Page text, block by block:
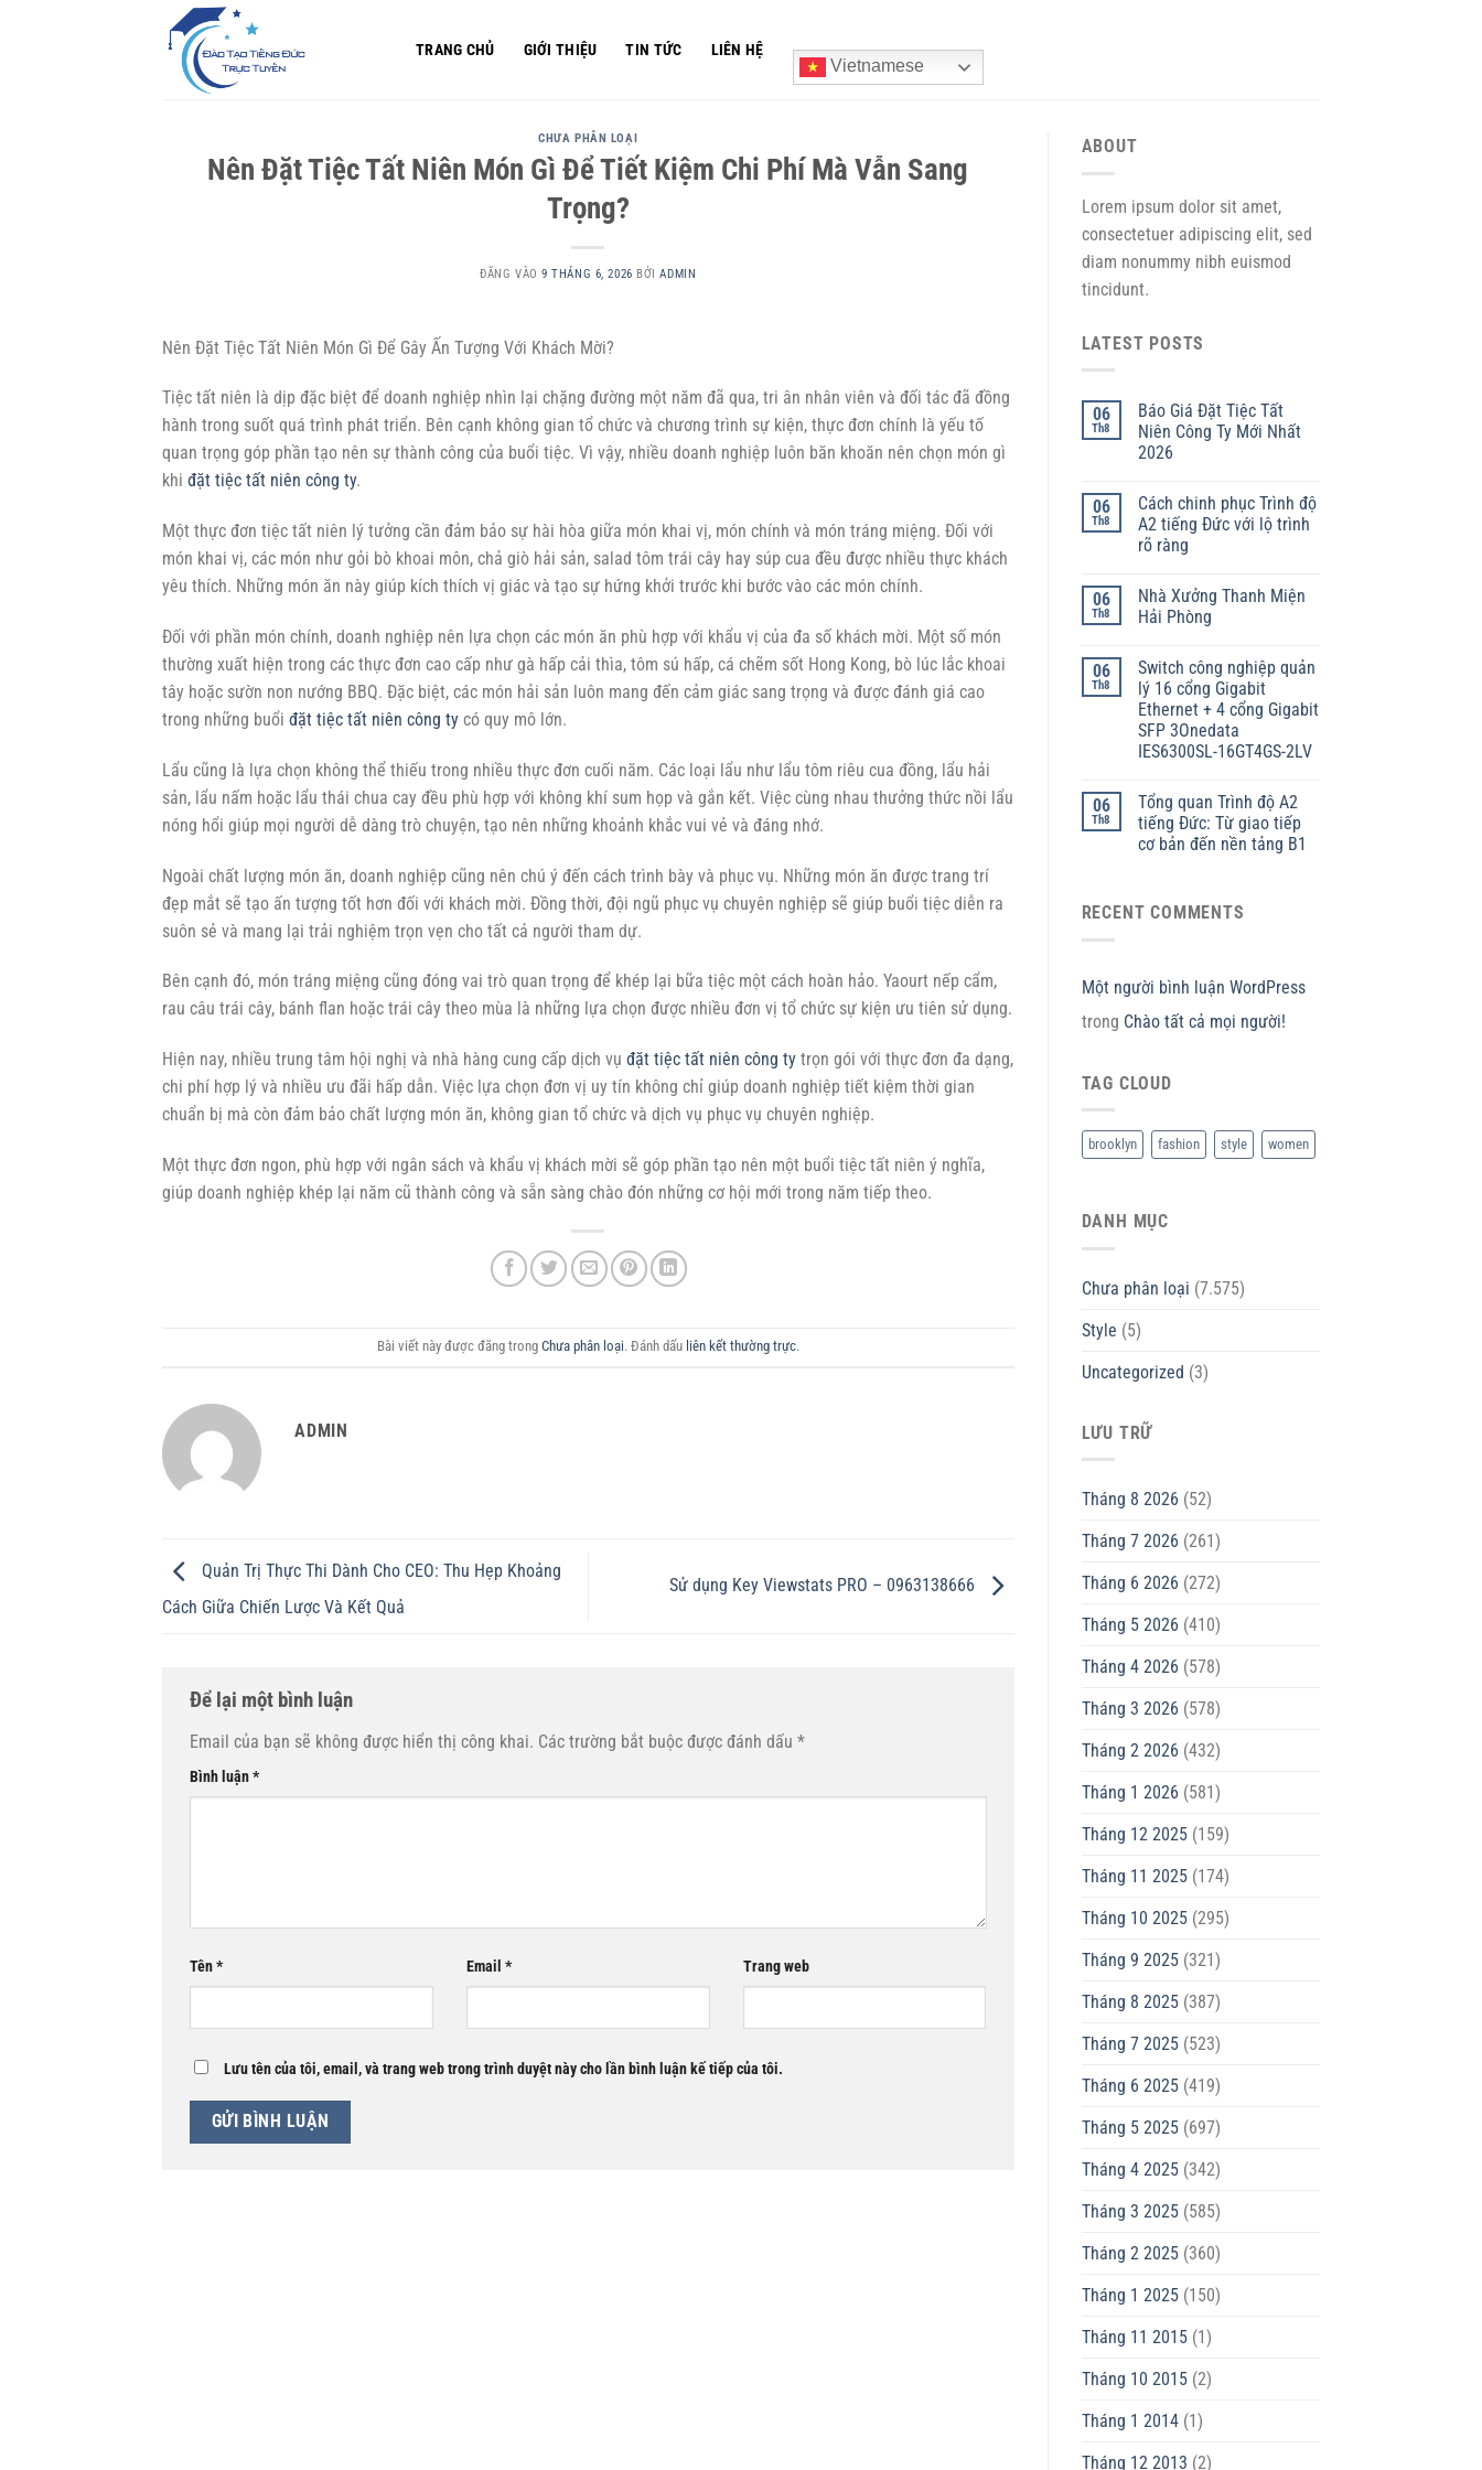
TRANG CHỦ GIỚI THIỆU TIN TỨC
LIÊN HỆ
Vietnamese
CHƯA PHÂN LOẠI
Nên Đặt Tiệc Tất Niên Món Gì Để Tiết Kiệm Chi Phí Mà Vẫn Sang
Trọng?
ĐĂNG VÀO9 THÁNG 6, 2026 BỞIADMIN
Nên Đặt Tiệc Tất Niên Món Gì Để Gây Ấn Tượng Với Khách Mời?
Tiệc tất niên là dịp đặc biệt để doanh nghiệp nhìn lại chặng đường một năm đã qua, tri ân nhân viên và đối tác đã đồng
hành trong suốt quá trình phát triển. Bên cạnh không gian tổ chức và chương trình sự kiện, thực đơn chính là yếu tố
quan trọng góp phần tạo nên sự thành công của buổi tiệc. Vì vậy, nhiều doanh nghiệp luôn băn khoăn nên chọn món gì
khi đặt tiệc tất niên công ty.
Một thực đơn tiệc tất niên lý tưởng cần đảm bảo sự hài hòa giữa món khai vị, món chính và món tráng miệng. Đối với
món khai vị, các món như gỏi bò khoai môn, chả giò hải sản, salad tôm trái cây hay súp cua đều được nhiều thực khách
yêu thích. Những món ăn này giúp kích thích vị giác và tạo sự hứng khởi trước khi bước vào các món chính.
Đối với phần món chính, doanh nghiệp nên lựa chọn các món ăn phù hợp với khẩu vị của đa số khách mời. Một số món
thường xuất hiện trong các thực đơn cao cấp như gà hấp cải thìa, tôm sú hấp, cá chẽm sốt Hong Kong, bò lúc lắc khoai
tây hoặc sườn non nướng BBQ. Đặc biệt, các món hải sản luôn mang đến cảm giác sang trọng và được đánh giá cao
trong những buổi đặt tiệc tất niên công ty có quy mô lớn.
Lẩu cũng là lựa chọn không thể thiếu trong nhiều thực đơn cuối năm. Các loại lẩu như lẩu tôm riêu cua đồng, lẩu hải
sản, lẩu nấm hoặc lẩu thái chua cay đều phù hợp với không khí sum họp và gắn kết. Việc cùng nhau thưởng thức nồi lẩu
nóng hổi giúp mọi người dễ dàng trò chuyện, tạo nên những khoảnh khắc vui vẻ và đáng nhớ.
Ngoài chất lượng món ăn, doanh nghiệp cũng nên chú ý đến cách trình bày và phục vụ. Những món ăn được trang trí
đẹp mắt sẽ tạo ấn tượng tốt hơn đối với khách mời. Đồng thời, đội ngũ phục vụ chuyên nghiệp sẽ giúp buổi tiệc diễn ra
suôn sẻ và mang lại trải nghiệm trọn vẹn cho tất cả người tham dự.
Bên cạnh đó, món tráng miệng cũng đóng vai trò quan trọng để khép lại bữa tiệc một cách hoàn hảo. Yaourt nếp cẩm,
rau câu trái cây, bánh flan hoặc trái cây theo mùa là những lựa chọn được nhiều đơn vị tổ chức sự kiện ưu tiên sử dụng.
Hiện nay, nhiều trung tâm hội nghị và nhà hàng cung cấp dịch vụ đặt tiệc tất niên công ty trọn gói với thực đơn đa dạng,
chi phí hợp lý và nhiều ưu đãi hấp dẫn. Việc lựa chọn đơn vị uy tín không chỉ giúp doanh nghiệp tiết kiệm thời gian
chuẩn bị mà còn đảm bảo chất lượng món ăn, không gian tổ chức và dịch vụ phục vụ chuyên nghiệp.
Một thực đơn ngon, phù hợp với ngân sách và khẩu vị khách mời sẽ góp phần tạo nên một buổi tiệc tất niên ý nghĩa,
giúp doanh nghiệp khép lại năm cũ thành công và sẵn sàng chào đón những cơ hội mới trong năm tiếp theo.
Bài viết này được đăng trong Chưa phân loại. Đánh dấu liên kết thường trực.
ADMIN
Quản Trị Thực Thi Dành Cho CEO: Thu Hẹp Khoảng
Cách Giữa Chiến Lược Và Kết Quả
Sử dụng Key Viewstats PRO – 0963138666
Để lại một bình luận
Email của bạn sẽ không được hiển thị công khai. Các trường bắt buộc được đánh dấu *
Bình luận*
Tên* Email * Trang web
Lưu tên của tôi, email, và trang web trong trình duyệt này cho lần bình luận kế tiếp của tôi.
ABOUT
Lorem ipsum dolor sit amet,
consectetuer adipiscing elit, sed
diam nonummy nibh euismod
tincidunt.
LATEST POSTS
06
Th8
Báo Giá Đặt Tiệc Tất
Niên Công Ty Mới Nhất
2026
06
Th8
Cách chinh phục Trình độ
A2 tiếng Đức với lộ trình
rõ ràng
06
Th8
Nhà Xưởng Thanh Miện
Hải Phòng
06
Th8
Switch công nghiệp quản
lý 16 cổng Gigabit
Ethernet + 4 cổng Gigabit
SFP 3Onedata
IES6300SL-16GT4GS-2LV
06
Th8
Tổng quan Trình độ A2
tiếng Đức: Từ giao tiếp
cơ bản đến nền tảng B1
RECENT COMMENTS
Một người bình luận WordPress
trong Chào tất cả mọi người!
TAG CLOUD
brooklyn fashion style women
DANH MỤC
Chưa phân loại (7.575)
Style (5)
Uncategorized (3)
LƯU TRỮ
Tháng 8 2026 (52)
Tháng 7 2026 (261)
Tháng 6 2026 (272)
Tháng 5 2026 (410)
Tháng 4 2026 (578)
Tháng 3 2026 (578)
Tháng 2 2026 (432)
Tháng 1 2026 (581)
Tháng 12 2025(159)
Tháng 11 2025(174)
Tháng 10 2025(295)
Tháng 9 2025(321)
Tháng 8 2025(387)
Tháng 7 2025(523)
Tháng 6 2025(419)
Tháng 5 2025(697)
Tháng 4 2025(342)
Tháng 3 2025(585)
Tháng 2 2025(360)
Tháng 1 2025(150)
Tháng 11 2015(1)
Tháng 10 2015(2)
Tháng 1 2014(1)
Tháng 12 2013 (2)